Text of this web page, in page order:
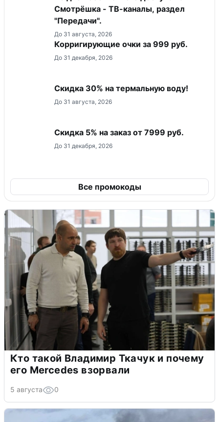
Смотрёшка - ТВ-каналы, раздел
"Передачи".
До 31 августа, 2026
Корригирующие очки за 999 руб.
До 31 декабря, 2026
Скидка 30% на термальную воду!
До 31 августа, 2026
Скидка 5% на заказ от 7999 руб.
До 31 декабря, 2026
Все промокоды
Кто такой Владимир Ткачук и почему
его Mercedes взорвали
5 августа 0